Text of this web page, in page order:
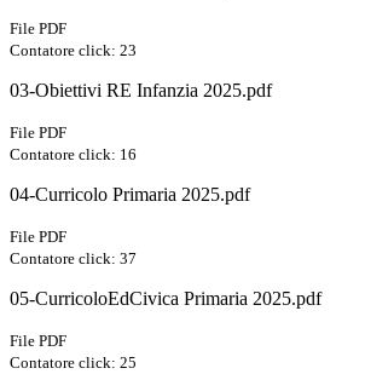
File PDF
Contatore click: 23
03-Obiettivi RE Infanzia 2025.pdf
File PDF
Contatore click: 16
04-Curricolo Primaria 2025.pdf
File PDF
Contatore click: 37
05-CurricoloEdCivica Primaria 2025.pdf
File PDF
Contatore click: 25